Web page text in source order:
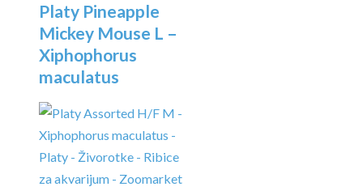
Platy Pineapple
Mickey Mouse L –
Xiphophorus
maculatus